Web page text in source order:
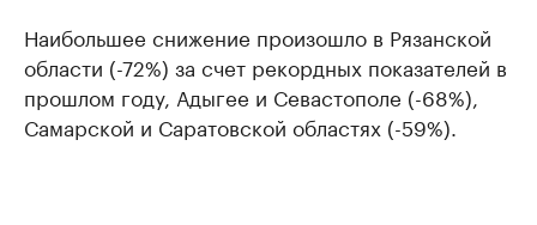
Наибольшее снижение произошло в Рязанской
области (-72%) за счет рекордных показателей в
прошлом году, Адыгее и Севастополе (-68%),
Самарской и Саратовской областях (-59%).